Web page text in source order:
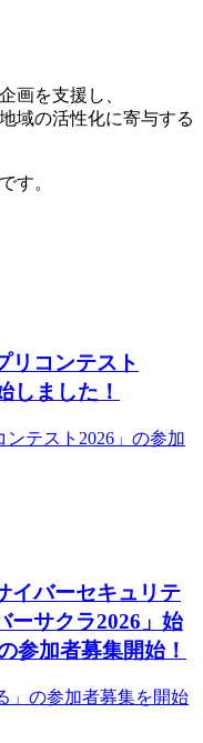
画を支援し、
域の活性化に寄与する
す。
リコンテスト
しました！
ンテスト2026」の参加
イバーセキュリテ
ーサクラ2026」始
参加者募集開始！
」の参加者募集を開始